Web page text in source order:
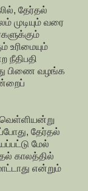
தேர்தல்
முடியும் வரை
உரிமையும்
நீதிபதி
பிணை வழங்க
வெள்ளியன்று
தேர்தல்
மேல்
காலத்தில்
என்றும்